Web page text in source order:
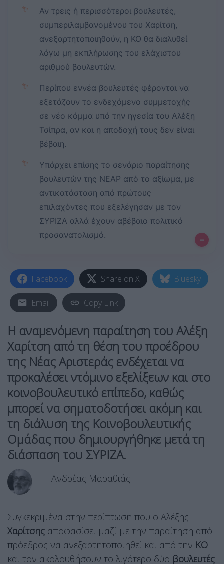
✨
Αν τρεις ή περισσότεροι βουλευτές,
συμπεριλαμβανομένου του Χαρίτση,
ανεξαρτητοποιηθούν, η ΚΟ θα διαλυθεί
λόγω μη εκπλήρωσης του ελάχιστου
αριθμού βουλευτών.
✨
Περίπου εννέα βουλευτές φέρονται να
εξετάζουν το ενδεχόμενο συμμετοχής
σε νέο κόμμα υπό την ηγεσία του Αλέξη
Τσίπρα, αν και η αποδοχή τους δεν είναι
βέβαιη.
✨
Υπάρχει επίσης το σενάριο παραίτησης
βουλευτών της ΝΕΑΡ από το αξίωμα, με
αντικατάσταση από πρώτους
επιλαχόντες που εξελέγησαν με τον
ΣΥΡΙΖΑ αλλά έχουν αβέβαιο πολιτικό
προσανατολισμό.
–
Facebook Share on X Bluesky
Email Copy Link
Η αναμενόμενη παραίτηση του Αλέξη
Χαρίτση από τη θέση του προέδρου
της Νέας Αριστεράς ενδέχεται να
προκαλέσει ντόμινο εξελίξεων και στο
κοινοβουλευτικό επίπεδο, καθώς
μπορεί να σηματοδοτήσει ακόμη και
τη διάλυση της Κοινοβουλευτικής
Ομάδας που δημιουργήθηκε μετά τη
διάσπαση του ΣΥΡΙΖΑ.
Ανδρέας Μαραθιάς
Συγκεκριμένα στην περίπτωση που ο Αλέξης
Χαρίτσης αποφασίσει μαζί με την παραίτηση από
πρόεδρος να ανεξαρτητοποιηθεί και από την ΚΟ
και τον ακολουθήσουν το λιγότερο δύο βουλευτές